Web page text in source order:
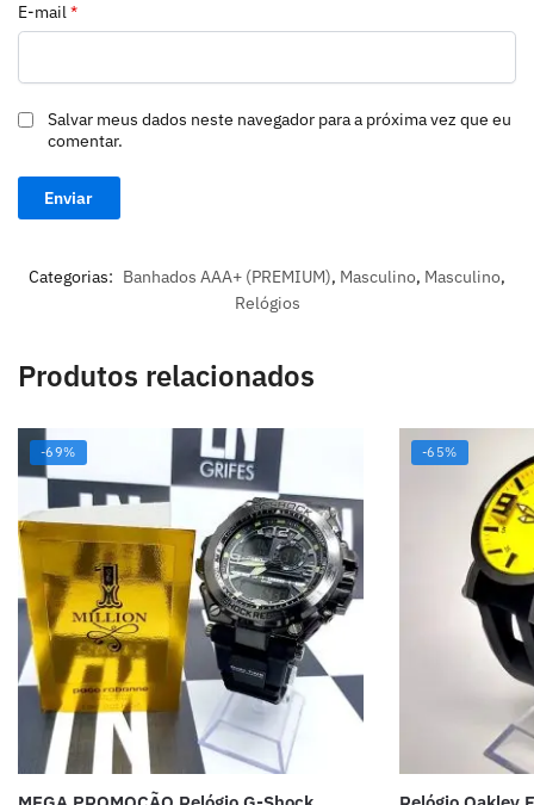
E-mail*
Salvar meus dados neste navegador para a próxima vez que eu
comentar.
Categorias: Banhados AAA+ (PREMIUM), Masculino, Masculino,
Relógios
Produtos relacionados
-69% -65%